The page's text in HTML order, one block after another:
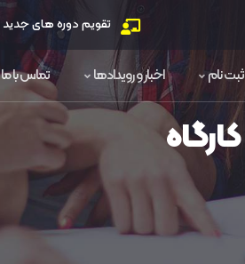
تقویم دوره های جدید
ثبت نام اخبار و رویدادها تماس با ما
کارگاه